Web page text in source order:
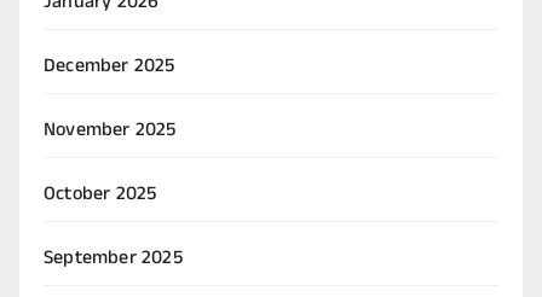
December 2025
November 2025
October 2025
September 2025